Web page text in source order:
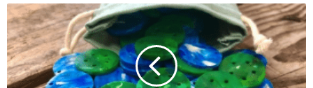
a
m
a
r
q